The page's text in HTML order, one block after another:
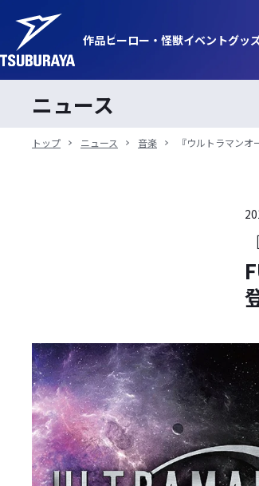
作品ヒーロー・ 怪獣イベントグッ
ニュース
トップ ニュース 音楽 『ウルトラマン